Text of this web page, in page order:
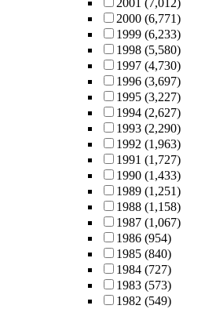
2001 (7,012)
2000 (6,771)
1999 (6,233)
1998 (5,580)
1997 (4,730)
1996 (3,697)
1995 (3,227)
1994 (2,627)
1993 (2,290)
1992 (1,963)
1991 (1,727)
1990 (1,433)
1989 (1,251)
1988 (1,158)
1987 (1,067)
1986 (954)
1985 (840)
1984 (727)
1983 (573)
1982 (549)